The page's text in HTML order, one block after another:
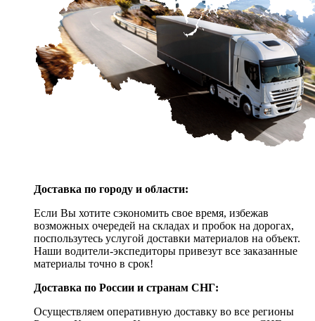
Доставка по городу и области:
Если Вы хотите сэкономить свое время, избежав
возможных очередей на складах и пробок на дорогах,
поспользутесь услугой доставки материалов на объект.
Наши водители-экспедиторы привезут все заказанные
материалы точно в срок!
Доставка по России и странам СНГ:
Осуществляем оперативную доставку во все регионы